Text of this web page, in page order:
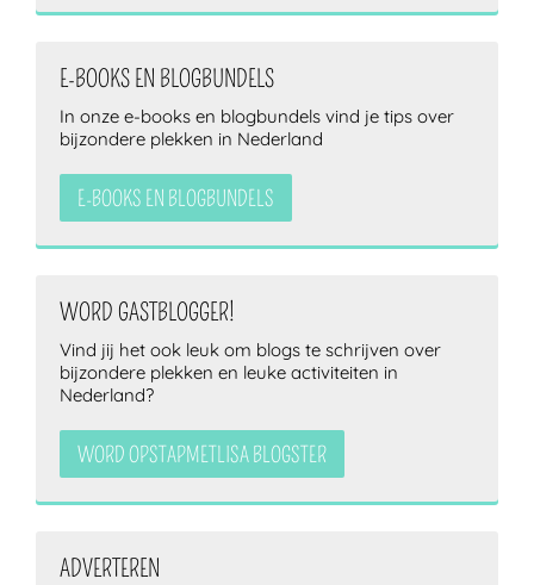
E-BOOKS EN BLOGBUNDELS
In onze e-books en blogbundels vind je tips over
bijzondere plekken in Nederland
E-BOOKS EN BLOGBUNDELS
WORD GASTBLOGGER!
Vind jij het ook leuk om blogs te schrijven over
bijzondere plekken en leuke activiteiten in
Nederland?
WORD OPSTAPMETLISA BLOGSTER
ADVERTEREN